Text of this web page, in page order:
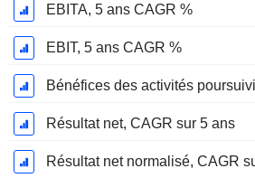
EBITA, 5 ans CAGR %
EBIT, 5 ans CAGR %
Résultat net, CAGR sur 5 ans
Résultat net normalisé, CAGR